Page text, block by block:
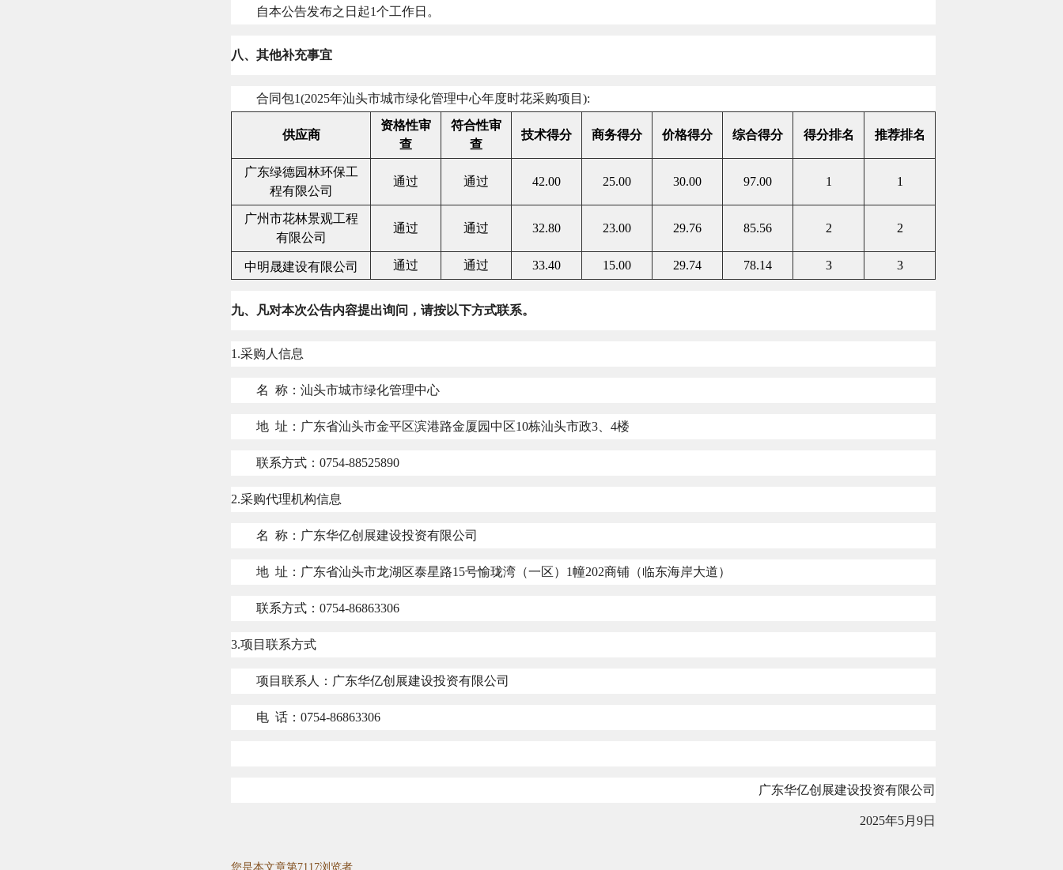
自本公告发布之日起1个工作日。
八、其他补充事宜
合同包1(2025年汕头市城市绿化管理中心年度时花采购项目 ):
供应商
资格性审
查
符合性审
查
技术得分 商务得分 价格得分 综合得分 得分排名 推荐排名
广东绿德园林环保工
程有限公司
通过 通过 42.00 25.00 30.00 97.00 1 1
广州市花林景观工程
有限公司
通过 通过 32.80 23.00 29.76 85.56 2 2
中明晟建设有限公司 通过 通过 33.40 15.00 29.74 78.14 3 3
九、凡对本次公告内容提出询问，请按以下方式联系。
1.采购人信息
名 称：汕头市城市绿化管理中心
地 址：广东省汕头市金平区滨港路金厦园中区10栋汕头市政3 4楼
联系方式： 0754-88525890
2.采购代理机构信息
名 称：广东华亿创展建设投资有限公司
地 址：广东省汕头市龙湖区泰星路15号愉珑湾（一区） 1幢202商铺（临东海岸大道）
联系方式： 0754-86863306
3.项目联系方式
项目联系人：广东华亿创展建设投资有限公司
电 话： 0754-86863306
广东华亿创展建设投资有限公司
2025年5月 9日
您是本文章第7117浏览者